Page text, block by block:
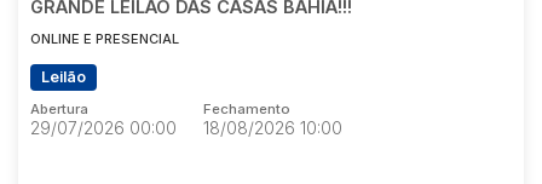
GRANDE LEILÃO DAS CASAS BAHIA!!!
ONLINE E PRESENCIAL
Leilão
Abertura
29/07/2026 00:00
Fechamento
18/08/2026 10:00